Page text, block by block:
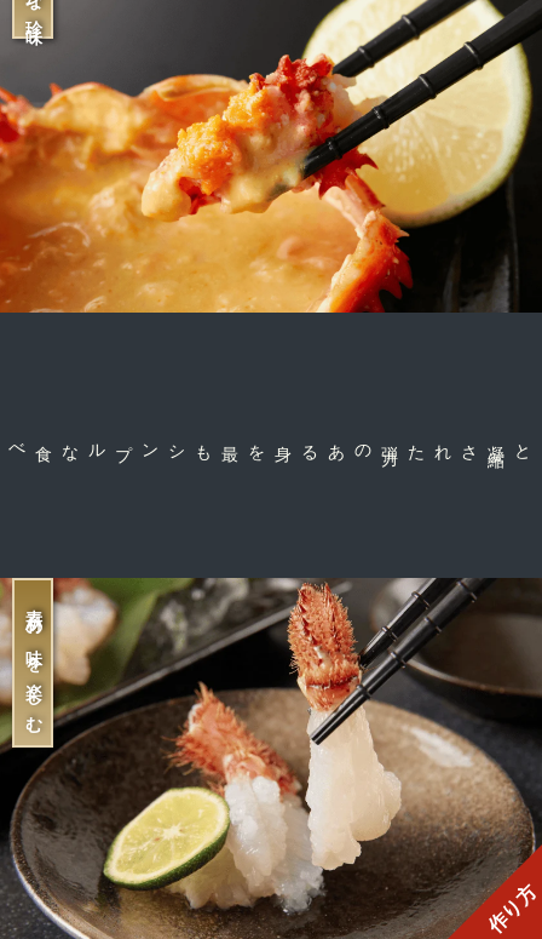
素材の味を楽しむ
作り方
された
のある身を